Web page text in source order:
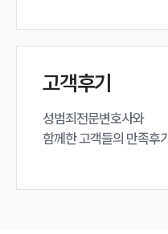
고객후기
성범죄전문변호사와
함께한 고객들의 만족후기